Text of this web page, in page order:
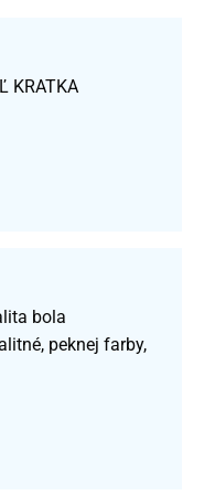
KRATKA
bola
peknej farby,